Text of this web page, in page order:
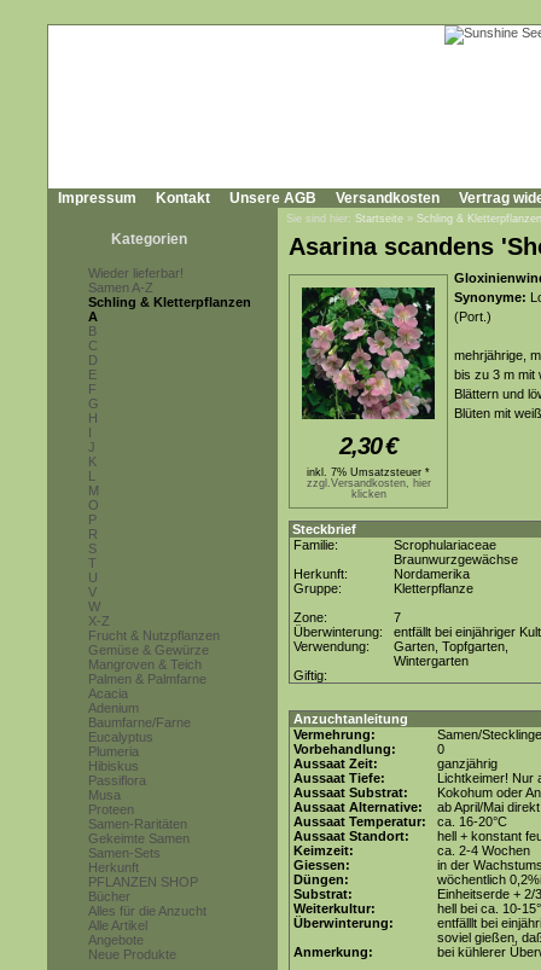
Impressum Kontakt Unsere AGB Versandkosten Vertrag
Kategorien
Wieder lieferbar!
Samen A-Z
Schling & Kletterpflanzen
A
B
C
D
E
F
G
H
I
J
K
L
M
O
P
R
S
T
U
V
W
X-Z
Frucht & Nutzpflanzen
Gemüse & Gewürze
Mangroven & Teich
Palmen & Palmfarne
Acacia
Adenium
Baumfarne/Farne
Eucalyptus
Plumeria
Hibiskus
Passiflora
Musa
Proteen
Samen-Raritäten
Gekeimte Samen
Samen-Sets
Herkunft
PFLANZEN SHOP
Bücher
Alles für die Anzucht
Alle Artikel
Angebote
Neue Produkte
Sie sind hier: Startseite » Schling & Kletterpflanzen
Asarina scandens
2,30€
inkl. 7% Umsatzsteuer *
zzgl.Versandkosten, hier
klicken
Synonyme:
(Port.)
mehrjährige,
bis zu 3 m mit
Blättern und
Blüten mit
Steckbrief
Familie:
Scrophulariaceae
Braunwurzgewächse
Herkunft:
Nordamerika
Gruppe:
Kletterpflanze
Zone:
7
Überwinterung:
entfällt bei einjähriger
Verwendung:
Garten, Topfgarten,
Wintergarten
Giftig:
Anzuchtanleitung
Vermehrung:
Samen/Stecklinge
Vorbehandlung:
0
Aussaat Zeit:
ganzjährig
Aussaat Tiefe:
Lichtkeimer! Nur
Aussaat Substrat:
Kokohum oder
Aussaat Alternative:
ab April/Mai
Aussaat Temperatur:
ca. 16-20°C
Aussaat Standort:
hell + konstant
Keimzeit:
ca. 2-4 Wochen
Giessen:
in der
Düngen:
wöchentlich
Substrat:
Einheitserde + 2/
Weiterkultur:
hell bei ca. 10-
Überwinterung:
entfälllt bei
soviel gießen,
Anmerkung:
bei kühlerer